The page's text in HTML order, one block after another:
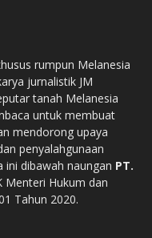
rumpun Melanesia
jurnalistik JM
tanah Melanesia
untuk membuat
mendorong upaya
penyalahgunaan
ini dibawah naungan PT.
Menteri Hukum dan
Tahun 2020.